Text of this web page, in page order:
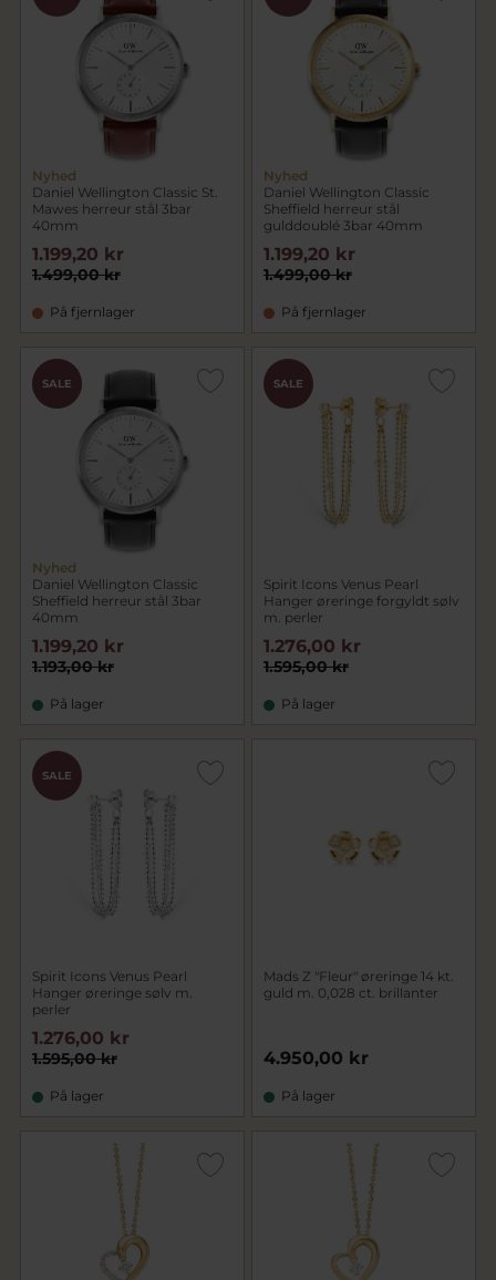
Nyhed
Daniel Wellington Classic St.
Mawes herreur stål 3bar
40mm
1.499,00 kr
1.199,20 kr
På fjernlager
Nyhed
Daniel Wellington Classic
Sheffield herreur stål
gulddoublé 3bar 40mm
1.499,00 kr
1.199,20 kr
På fjernlager
PRIS
SALE
Nyhed
Daniel Wellington Classic
Sheffield herreur stål 3bar
40mm
1.193,00 kr
1.199,20 kr
På lager
SALE
Spirit Icons Venus Pearl
Hanger øreringe forgyldt sølv
m. perler
1.595,00 kr
1.276,00 kr
På lager
SALE
Spirit Icons Venus Pearl
Hanger øreringe sølv m.
perler
1.595,00 kr
1.276,00 kr
På lager
Mads Z "Fleur" øreringe 14 kt.
guld m. 0,028 ct. brillanter
4.950,00 kr
På lager